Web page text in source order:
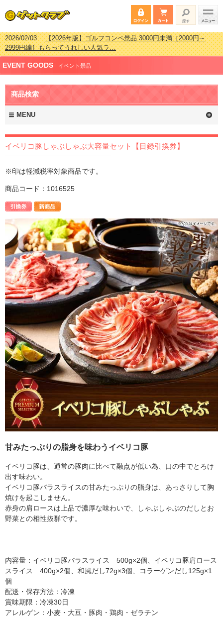
2026/02/03【2026年版】ゴルフコンペ景品 3000円未満［2000円～
2999円編］もらってうれしい人気ラ…
2026/07/15【2026年版】ビンゴゲーム景品おすすめ金額別人気ランキ
ング 更新しました！
2026/04/03【2026年版】ゴルフコンペ景品 3000円未満［2000円～
2999円編］もらってうれしい人気ラ…
2026/02/16
新しました！
EVENT GOODS イベント景品
商品検索
MENU
イベリコ豚しゃぶしゃぶ大容量セット【目録引換券】
※印は軽減税率対象商品です。
商品コード：1016525
甘みたっぷりの脂身を味わうイベリコ豚
イベリコ豚は、通常の豚肉に比べて融点が低い為、口の中でとろけ
出す味わい。
イベリコ豚バラスライスの甘みたっぷりの脂身は、あっさりして胸
焼けを起こしません。
赤身の肩ロースは上品で濃厚な味わいで、しゃぶしゃぶのだしとお
野菜との相性抜群です。
内容量：イベリコ豚バラスライス 500g×2個、イベリコ豚肩ロース
スライス 400g×2個、和風だし72g×3個、コラーゲンだし125g×1
個
配送・保存方法：冷凍
賞味期限：冷凍30日
アレルゲン：小麦・大豆・豚肉・鶏肉・ゼラチン